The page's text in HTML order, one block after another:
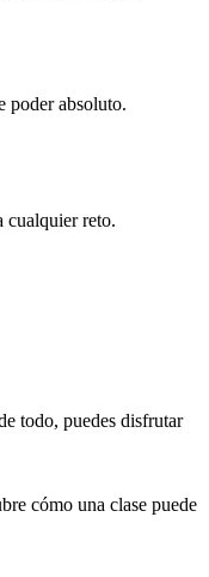
poder absoluto.
cualquier reto.
todo, puedes disfrutar
cómo una clase puede